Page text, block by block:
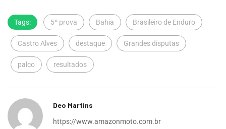
Tags: 5º prova Bahia Brasileiro de Enduro
Castro Alves destaque Grandes disputas
palco resultados
Deo Martins
https://www.amazonmoto.com.br